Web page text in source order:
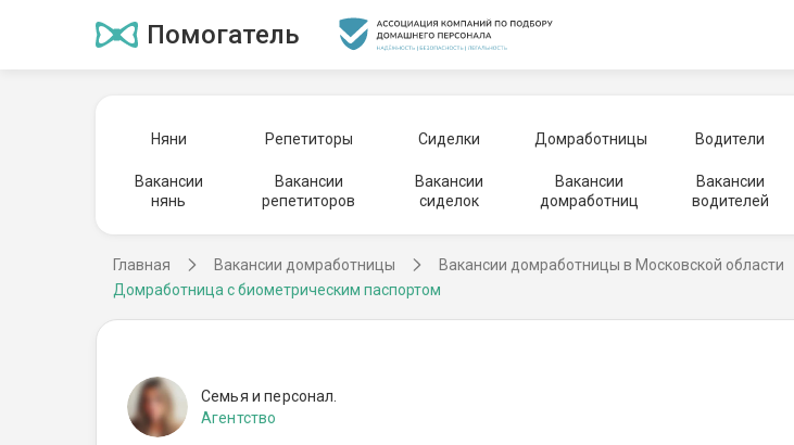
Помогатель
Няни Репетиторы Сиделки Домработницы Водители
Вакансии
нянь
Вакансии
репетиторов
Вакансии
сиделок
Вакансии
домработниц
Вакансии
водителей
Главная Вакансии домработницы Вакансии домработницы в Московской области
Домработница с биометрическим паспортом
Семья и персонал.
Агентство